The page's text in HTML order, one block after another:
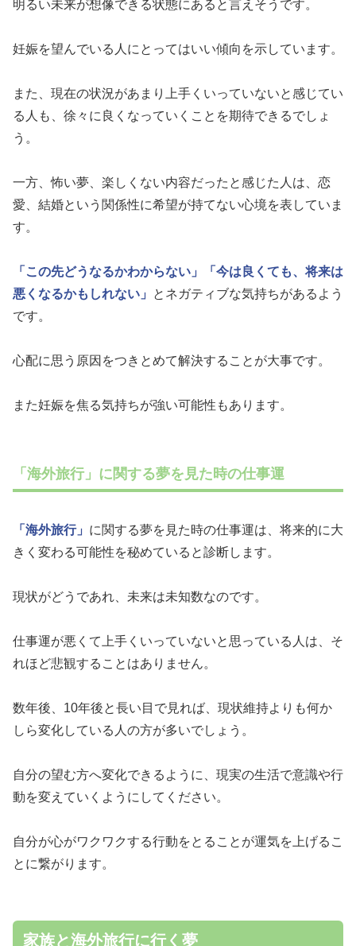
明るい未来が想像できる状態にあると言えそうです。
妊娠を望んでいる人にとってはいい傾向を示しています。
また、現在の状況があまり上手くいっていないと感じてい
る人も、徐々に良くなっていくことを期待できるでしょ
う。
一方、怖い夢、楽しくない内容だったと感じた人は、恋
愛、結婚という関係性に希望が持てない心境を表していま
す。
「この先どうなるかわからない」
「今は良くても、将来は
悪くなるかもしれない」
とネガティブな気持ちがあるよう
です。
心配に思う原因をつきとめて解決することが大事です。
また妊娠を焦る気持ちが強い可能性もあります。
「海外旅行」に関する夢を見た時の仕事運
「海外旅行」 に関する夢を見た時の仕事運は、将来的に大
きく変わる可能性を秘めていると診断します。
現状がどうであれ、未来は未知数なのです。
仕事運が悪くて上手くいっていないと思っている人は、そ
れほど悲観することはありません。
数年後、10年後と長い目で見れば、現状維持よりも何か
しら変化している人の方が多いでしょう。
自分の望む方へ変化できるように、現実の生活で意識や行
動を変えていくようにしてください。
自分が心がワクワクする行動をとることが運気を上げるこ
とに繋がります。
家族と海外旅行に行く夢